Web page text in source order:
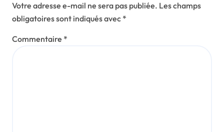
Votre adresse e-mail ne sera pas publiée. Les champs
obligatoires sont indiqués avec *
Commentaire *